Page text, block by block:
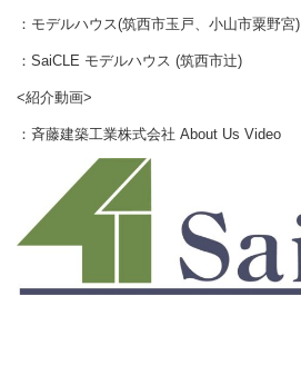
： モデルハウス(筑西市玉戸、小山市粟野宮)
： SaiCLE モデルハウス (筑西市辻)
<紹介動画>
： 斉藤建築工業株式会社 About Us Video